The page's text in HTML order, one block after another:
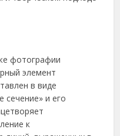
фотографии
элемент
в виде
сечение» и его
к